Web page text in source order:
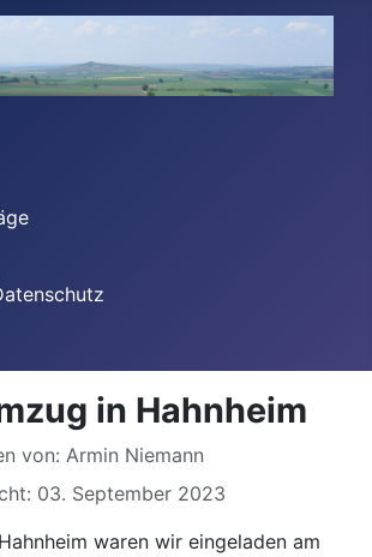
in Hahnheim
von: Armin Niemann
03. September 2023
waren wir eingeladen am